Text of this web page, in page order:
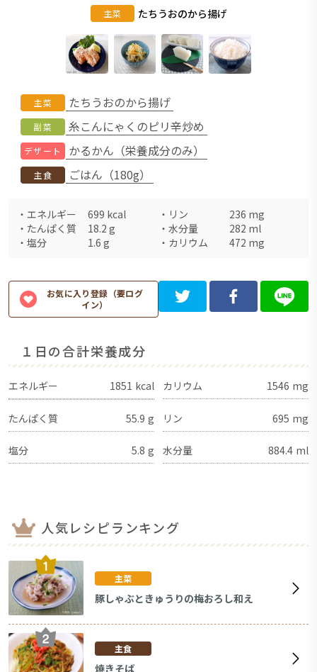
主菜 たちうおのから揚げ
主菜 たちうおのから揚げ
副菜 糸こんにゃくのピリ辛炒め
デザート かるかん（栄養成分のみ）
主食 ごはん（180g）
・ エネルギー 699 kcal ・ リン 236 mg
・ たんぱく質 18.2 g ・ 水分量 282 ml
・ 塩分 1.6 g ・ カリウム 472 mg
お気に入り登録（要ログ
イン）
１日の合計栄養成分
エネルギー 1851 kcal カリウム 1546 mg
たんぱく質 55.9 g リン 695 mg
塩分 5.8 g 水分量 884.4 ml
人気レシピランキング
主菜
豚しゃぶときゅうりの梅おろし和え
主食
焼きそば